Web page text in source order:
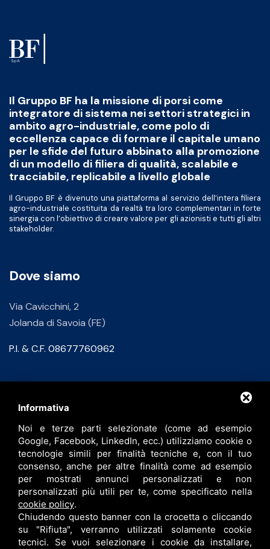
Il Gruppo BF ha la missione di porsi come
integratore di sistema nei settori strategici in
ambito agro-industriale, come polo di
eccellenza capace di formare il capitale umano
per le sfide del futuro abbinato alla promozione
di un modello di filiera di qualità, scalabile e
tracciabile, replicabile a livello globale
Il Gruppo BF è divenuto una piattaforma al servizio dell’intera filiera
agro-industriale costituita da realtà tra loro complementari in forte
sinergia con l’obiettivo di creare valore per gli azionisti e tutti gli altri
stakeholder.
Dove siamo
Via Cavicchini, 2
Jolanda di Savoia (FE)
P.I. & C.F. 08677760962
info@bfspa.it
+39 0532 836102
Lavora con noi
Informativa
Noi e terze parti selezionate (come ad esempio
Google, Facebook, LinkedIn, ecc.) utilizziamo cookie o
tecnologie simili per finalità tecniche e, con il tuo
consenso, anche per altre finalità come ad esempio
per mostrati annunci personalizzati e non
personalizzati più utili per te, come specificato nella
cookie policy.
Chiudendo questo banner con la crocetta o cliccando
su "Rifiuta", verranno utilizzati solamente cookie
tecnici. Se vuoi selezionare i cookie da installare,